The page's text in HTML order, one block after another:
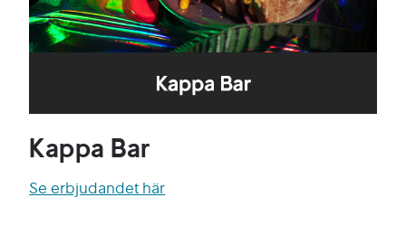
Kappa Bar
Se erbjudandet här